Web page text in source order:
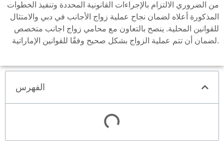
من الضروري الالتزام بالإجراءات القانونية المحددة وتنفيذ الخطوات
المذكورة أعلاه لضمان نجاح عملية زواج الأجانب في دبي والامتثال
للقوانين المحلية. ينصح بالتعاون مع محامي زواج اجانب متخصص
لضمان أن تتم عملية الزواج بشكل صحيح وفقًا للقوانين الإماراتية.
الفهرس